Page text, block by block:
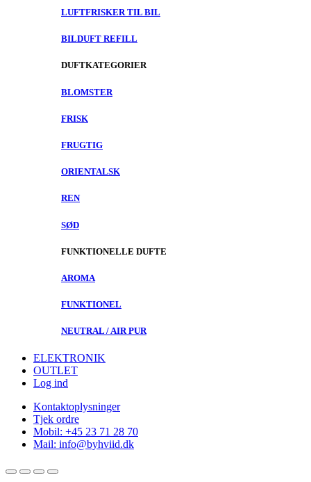
LUFTFRISKER TIL BIL
BILDUFT REFILL
DUFTKATEGORIER
BLOMSTER
FRISK
FRUGTIG
ORIENTALSK
REN
SØD
FUNKTIONELLE DUFTE
AROMA
FUNKTIONEL
NEUTRAL / AIR PUR
ELEKTRONIK
OUTLET
Log ind
Kontaktoplysninger
Tjek ordre
Mobil: +45 23 71 28 70
Mail: info@byhviid.dk